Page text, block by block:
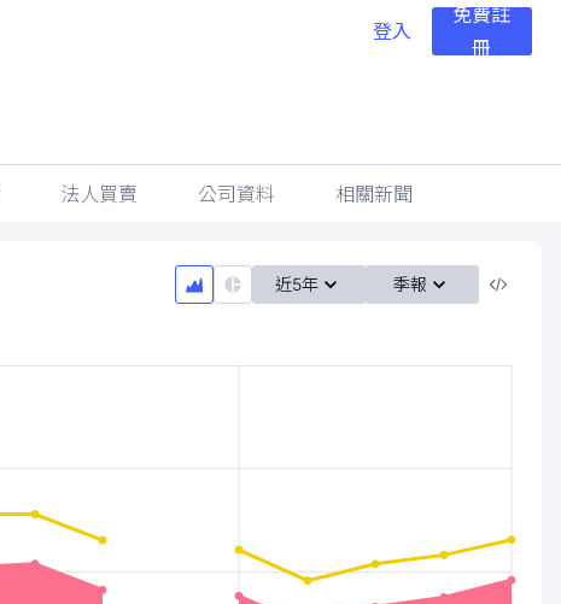
登入
免費註
冊
法人買賣 公司資料 相關新聞
近5年 季報